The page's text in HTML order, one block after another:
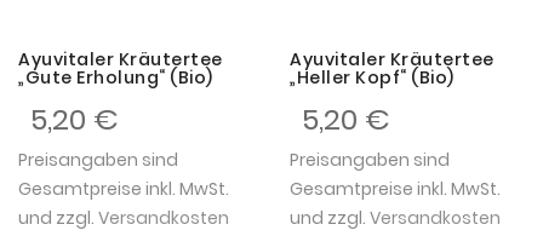
Ayuvitaler Kräutertee
„Gute Erholung“ (Bio)
5,20 €
Preisangaben sind
Gesamtpreise inkl. MwSt.
und zzgl. Versandkosten
Ayuvitaler Kräutertee
„Heller Kopf“ (Bio)
5,20 €
Preisangaben sind
Gesamtpreise inkl. MwSt.
und zzgl. Versandkosten